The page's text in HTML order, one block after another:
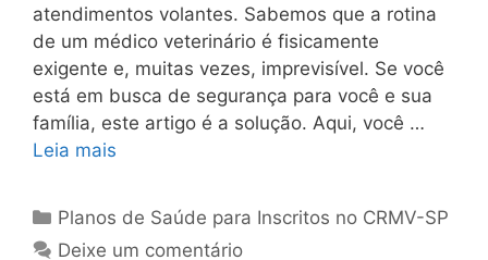
atendimentos volantes. Sabemos que a rotina
de um médico veterinário é fisicamente
exigente e, muitas vezes, imprevisível. Se você
está em busca de segurança para você e sua
família, este artigo é a solução. Aqui, você …
Leia mais
Planos de Saúde para Inscritos no CRMV-SP
Deixe um comentário